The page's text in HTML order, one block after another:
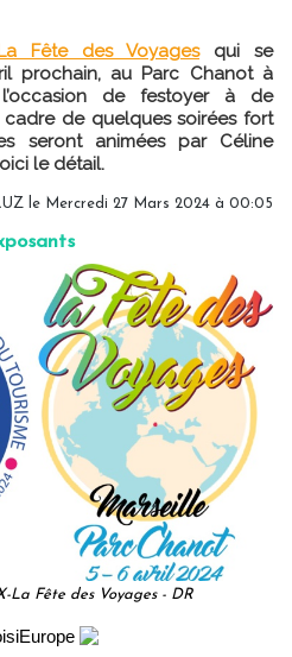
La Fête des Voyagesqui se
prochain, au Parc Chanot à
de festoyer à de
de quelques soirées fort
seront animées par Céline
le détail.
le Mercredi 27 Mars 2024 à 00:05
La Fête des Voyages - DR